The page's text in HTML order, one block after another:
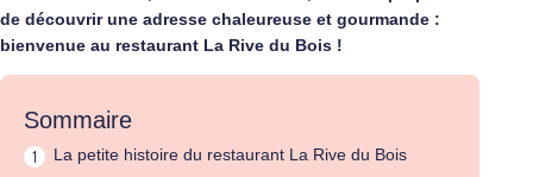
de découvrir une adresse chaleureuse et gourmande :
bienvenue au restaurant La Rive du Bois !
Sommaire
La petite histoire du restaurant La Rive du Bois